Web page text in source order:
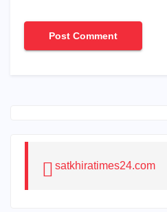
satkhiratimes24.com